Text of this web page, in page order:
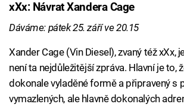
xXx: Návrat Xandera Cage
Dáváme: pátek 25. září ve 20.15
Xander Cage (Vin Diesel), zvaný též xXx,
není ta nejdůležitější zpráva. Hlavní je to,
dokonale vyladěné formě a připravený s
vymazlených, ale hlavně dokonalých